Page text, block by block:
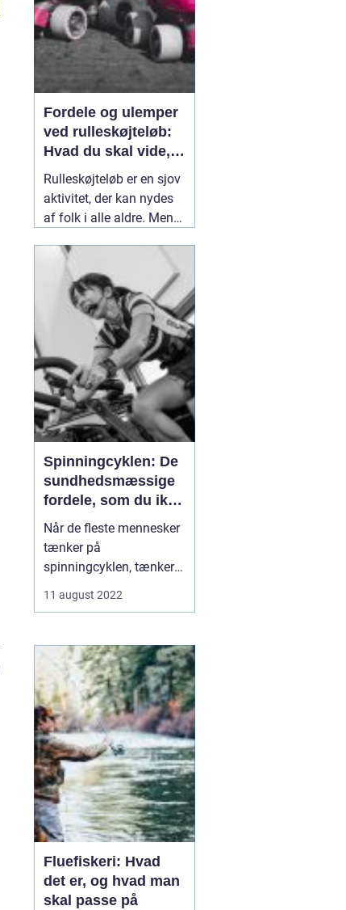
Fordele og ulemper
ved rulleskøjteløb:
Hvad du skal vide,
før du begynder
Rulleskøjteløb er en sjov
aktivitet, der kan nydes
af folk i alle aldre. Men
rulleskøjter, er det vigtigt
at forstå fordele og
ulemper ved denne form
for motion. I artiklen på
11 august 2022
Spinningcyklen: De
sundhedsmæssige
fordele, som du ikke
kendte til
Når de fleste mennesker
tænker på
spinningcyklen, tænker
at få en god træning på.
sandt - spinningcyklen er
en fremragende måde at
forbrænd...
11 august 2022
Fluefiskeri: Hvad
det er, og hvad man
skal passe på